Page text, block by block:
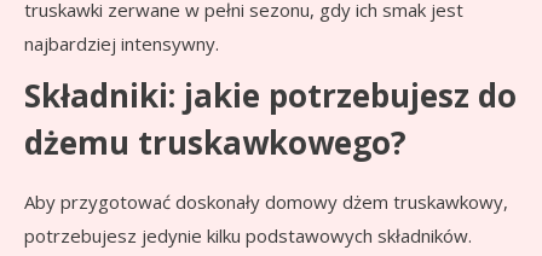
truskawki zerwane w pełni sezonu, gdy ich smak jest
najbardziej intensywny.
Składniki: jakie potrzebujesz do
dżemu truskawkowego?
Aby przygotować doskonały domowy dżem truskawkowy,
potrzebujesz jedynie kilku podstawowych składników.